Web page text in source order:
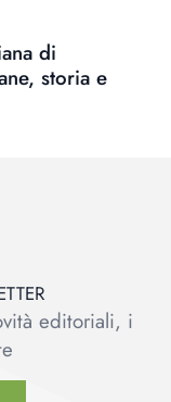
di
storia e
editoriali, i